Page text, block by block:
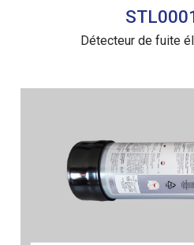
Détecteur de fuite